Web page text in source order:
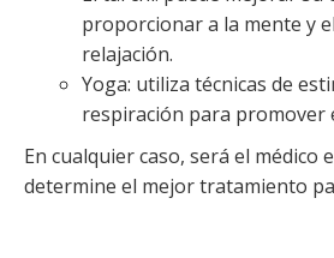
proporcionar a la mente y
relajación.
Yoga: utiliza técnicas de
respiración para promover
En cualquier caso, será el médico
determine el mejor tratamiento